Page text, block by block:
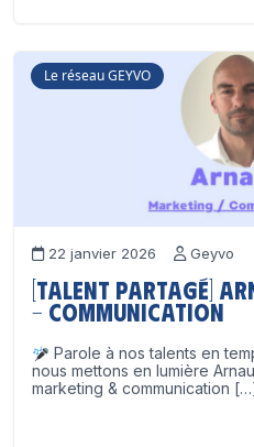
Le réseau GEYVO
22 janvier 2026 Geyvo
[Talent partagé]
– Communication
Parole à nos talents en
nous mettons en lumière
marketing & communication